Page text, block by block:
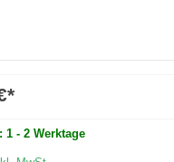
*
- 2 Werktage